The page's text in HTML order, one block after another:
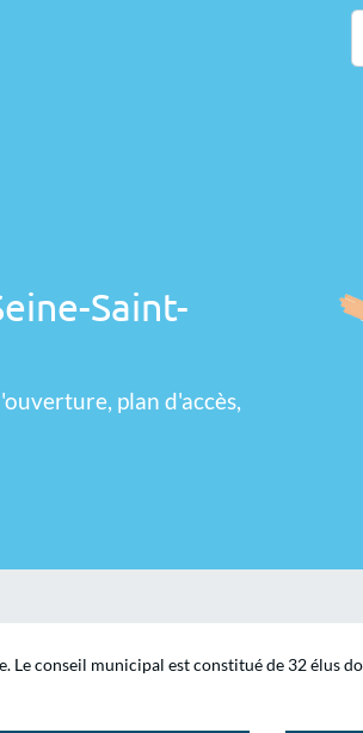
Saint-
plan d'accès,
Le conseil municipal est constitué de 32 élus